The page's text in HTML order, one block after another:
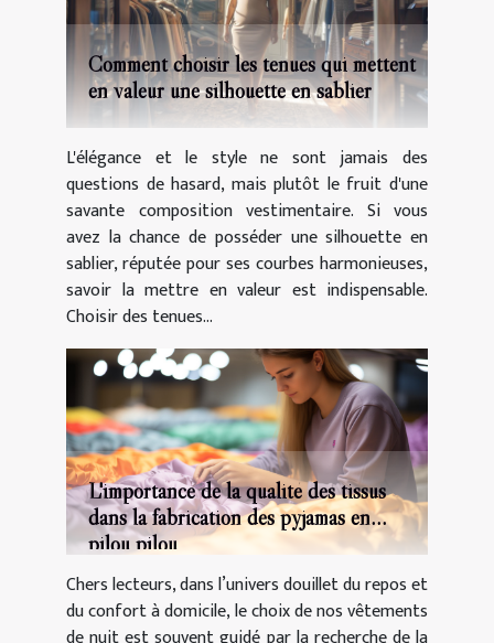
Comment choisir les tenues qui mettent
en valeur une silhouette en sablier
L'élégance et le style ne sont jamais des
questions de hasard, mais plutôt le fruit d'une
savante composition vestimentaire. Si vous
avez la chance de posséder une silhouette en
sablier, réputée pour ses courbes harmonieuses,
savoir la mettre en valeur est indispensable.
Choisir des tenues...
L'importance de la qualité des tissus
dans la fabrication des pyjamas en
pilou pilou
Chers lecteurs, dans l’univers douillet du repos et
du confort à domicile, le choix de nos vêtements